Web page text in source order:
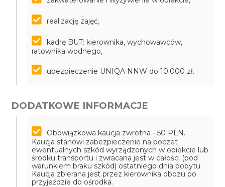
realizację zajęć,
kadrę BUT: kierownika, wychowawców,
ratownika wodnego,
ubezpieczenie UNIQA NNW do 10.000 zł.
DODATKOWE INFORMACJE
Obowiązkowa kaucja zwrotna - 50 PLN.
Kaucja stanowi zabezpieczenie na poczet
ewentualnych szkód wyrządzonych w obiekcie lub
środku transportu i zwracana jest w całości (pod
warunkiem braku szkód) ostatniego dnia pobytu.
Kaucja zbierana jest przez kierownika obozu po
przyjeździe do ośrodka.